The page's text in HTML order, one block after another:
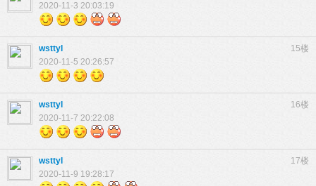
2020-11-3 20:03:19
15楼
wsttyl
2020-11-5 20:26:57
16楼
wsttyl
2020-11-7 20:22:08
17楼
wsttyl
2020-11-9 19:28:17